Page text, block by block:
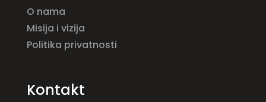
O nama
Misija i vizija
Politika privatnosti
Kontakt